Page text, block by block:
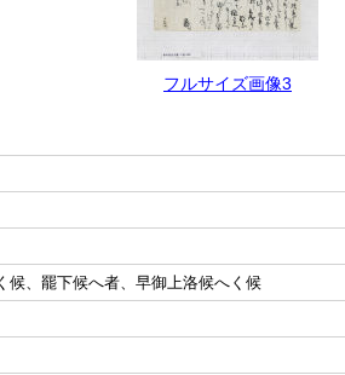
フルサイズ画像3
候、罷下候へ者、早御上洛候へく候